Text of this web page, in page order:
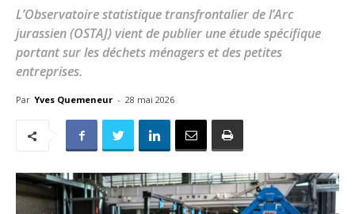
L’Observatoire statistique transfrontalier de l’Arc
jurassien (OSTAJ) vient de publier une étude spécifique
portant sur les déchets ménagers et des petites
entreprises.
Par Yves Quemeneur - 28 mai 2026